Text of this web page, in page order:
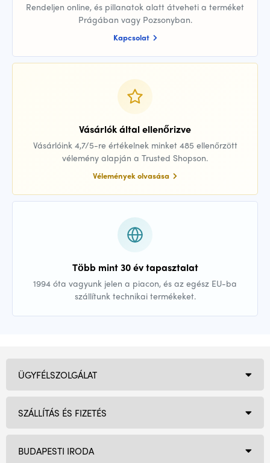
Rendeljen online, és pillanatok alatt átveheti a terméket
Prágában vagy Pozsonyban.
Kapcsolat
Vásárlók által ellenőrizve
Vásárlóink 4,7/5-re értékelnek minket 485 ellenőrzött
vélemény alapján a Trusted Shopson.
Vélemények olvasása
Több mint 30 év tapasztalat
1994 óta vagyunk jelen a piacon, és az egész EU-ba
szállítunk technikai termékeket.
BUDAPESTI IRODA
ÜGYFÉLSZOLGÁLAT
SZÁLLÍTÁS ÉS FIZETÉS